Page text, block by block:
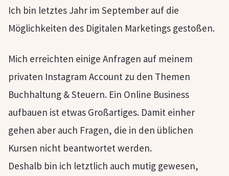
Ich bin letztes Jahr im September auf die
Möglichkeiten des Digitalen Marketings gestoßen.
Mich erreichten einige Anfragen auf meinem
privaten Instagram Account zu den Themen
Buchhaltung & Steuern. Ein Online Business
aufbauen ist etwas Großartiges. Damit einher
gehen aber auch Fragen, die in den üblichen
Kursen nicht beantwortet werden.
Deshalb bin ich letztlich auch mutig gewesen,